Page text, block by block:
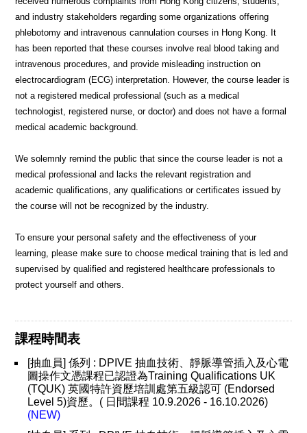
and industry stakeholders regarding some organizations offering
phlebotomy and intravenous cannulation courses in Hong Kong. It
has been reported that these courses involve real blood taking and
intravenous procedures, and provide misleading instruction on
electrocardiogram (ECG) interpretation. However, the course leader is
not a registered medical professional (such as a medical
technologist, registered nurse, or doctor) and does not have a formal
medical academic background.
We solemnly remind the public that since the course leader is not a
medical professional and lacks the relevant registration and
academic qualifications, any qualifications or certificates issued by
the course will not be recognized by the industry.
To ensure your personal safety and the effectiveness of your
learning, please make sure to choose medical training that is led and
supervised by qualified and registered healthcare professionals to
protect yourself and others.
課程時間表
[抽血員] 係列 : DPIVE 抽血技術、靜脈導管插入及心電
圖操作文憑課程已認證為Training Qualifications UK
(TQUK) 英國特許資歷培訓處第五級認可 (Endorsed
Level 5)資歷。( 日間課程 10.9.2026 - 16.10.2026)
(NEW)